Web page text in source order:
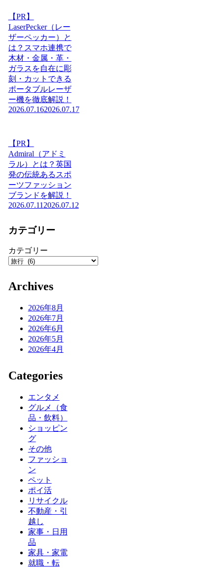
【PR】
LaserPecker（レー
ザーペッカー）と
は？スマホ連携で
木材・金属・革・
ガラスを自在に彫
刻・カットできる
ポータブルレーザ
ー機を徹底解説！
2026.07.162026.07.17
【PR】
Admiral（アドミ
ラル）とは？英国
発の伝統あるスポ
ーツファッション
ブランドを解説！
2026.07.11 2026.07.12
カテゴリー
カテゴリー
Archives
2026年8月
2026年7月
2026年6月
2026年5月
2026年4月
Categories
エンタメ
グルメ（食
品・飲料）
ショッピン
グ
その他
ファッショ
ン
ペット
ポイ活
リサイクル
不動産・引
越し
家事・日用
品
家具・家電
就職・転